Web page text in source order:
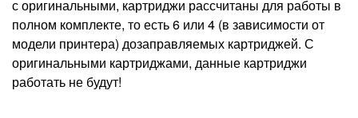
с оригинальными, картриджи рассчитаны для работы в
полном комплекте, то есть 6 или 4 (в зависимости от
модели принтера) дозаправляемых картриджей. С
оригинальными картриджами, данные картриджи
работать не будут!